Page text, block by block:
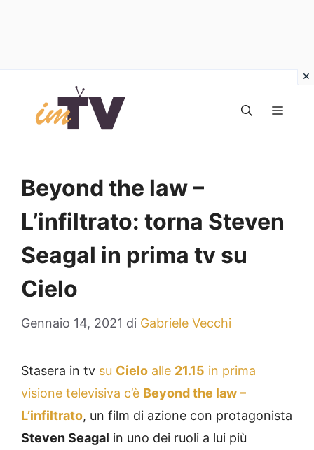
contenuto
Beyond the law –
L’infiltrato: torna Steven
Seagal in prima tv su
Cielo
Gennaio 14, 2021 di Gabriele Vecchi
Stasera in tv su Cielo alle 21.15 in prima
visione televisiva c’è Beyond the law –
L’infiltrato, un film di azione con protagonista
Steven Seagal in uno dei ruoli a lui più